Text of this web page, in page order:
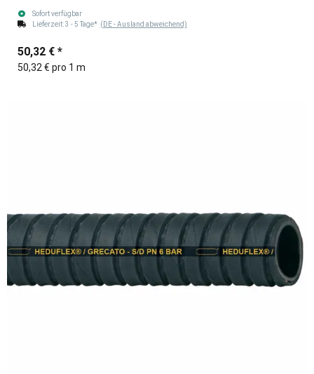
Sofort verfügbar
Lieferzeit:3 - 5 Tage* (DE - Ausland abweichend)
50,32 € *
50,32 € pro 1 m